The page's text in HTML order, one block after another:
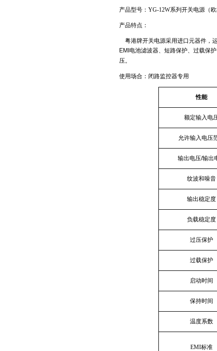
产品型号： YG-12W系列开关电源（
产品特点：
粤港牌开关电源采用进口元器件，
EMI电池滤波器、短路保护、过载保
压。
使用场合：闭路监控器专用
性能
额定输入电
允许输入电压
输出电压/输出
纹波和噪音
输出稳定度
负载稳定度
过压保护
过载保护
启动时间
保持时间
温度系数
EMI标准